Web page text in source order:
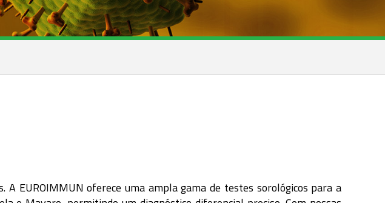
A EUROIMMUN oferece uma ampla gama de testes sorológicos para a